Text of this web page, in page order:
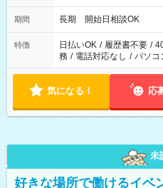
期間 長期 開始日相談OK
特徴 日払いOK / 履歴書不要 /
務 / 電話対応なし / パソコ
気になる！ 応
未
好きな場所で働けるイベ